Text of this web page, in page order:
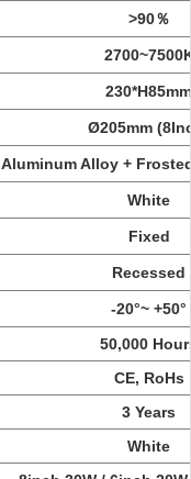
>90％
230*H85mm
Ø205mm
Aluminum Alloy +
White
Fixed
Recessed
-20°~ +50°
50,000
CE, RoHs
3 Years
White